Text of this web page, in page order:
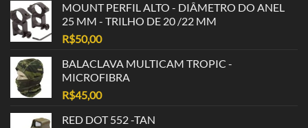
MOUNT PERFIL ALTO - DIÂMETRO DO ANEL
25 MM - TRILHO DE 20 /22 MM
R$50,00
BALACLAVA MULTICAM TROPIC -
MICROFIBRA
R$45,00
RED DOT 552 -TAN